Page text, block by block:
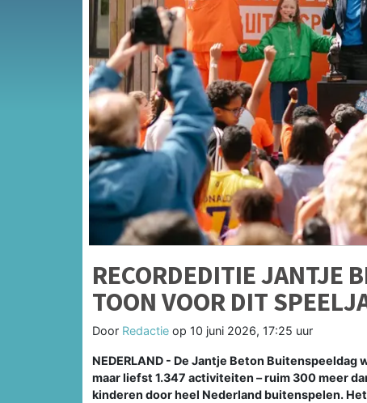
RECORDEDITIE JANTJE
TOON VOOR DIT
Door Redactie op 10 juni 2026, 17:25 uur
NEDERLAND - De Jantje Beton
maar liefst 1.347 activiteiten – ruim 300 meer
kinderen door heel Nederland buitenspelen.